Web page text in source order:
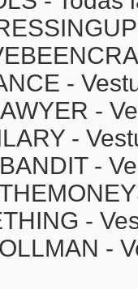
-
-
-
-
-
-